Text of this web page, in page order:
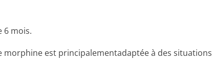
6 mois.
est principalemen­tadaptée à des situations